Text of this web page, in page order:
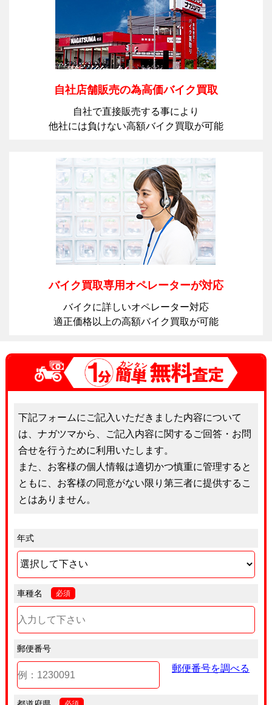
自社店舗販売の為高価バイク買取
自社で直接販売する事により
他社には負けない高額バイク買取が可能
バイク買取専用オペレーターが対応
バイクに詳しいオペレーター対応
適正価格以上の高額バイク買取が可能
下記フォームにご記入いただきました内容について
は、ナガツマから、ご記入内容に関するご回答・お問
合せを行うために利用いたします。
また、お客様の個人情報は適切かつ慎重に管理すると
ともに、お客様の同意がない限り第三者に提供するこ
とはありません。
年式
車種名 必須
郵便番号
郵便番号を調べる